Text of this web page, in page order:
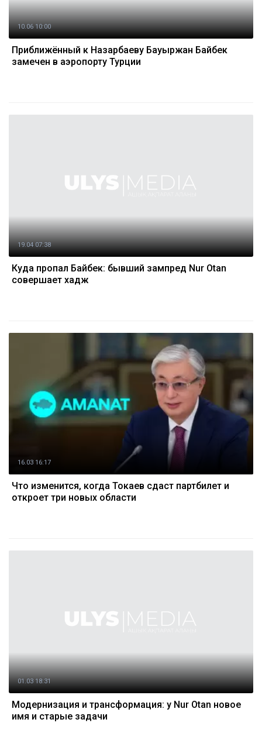
10.06 10:00
Приближённый к Назарбаеву Бауыржан Байбек
замечен в аэропорту Турции
19.04 07:38
Куда пропал Байбек: бывший зампред Nur Otan
совершает хадж
16.03 16:17
Что изменится, когда Токаев сдаст партбилет и
откроет три новых области
01.03 18:31
Модернизация и трансформация: у Nur Otan новое
имя и старые задачи